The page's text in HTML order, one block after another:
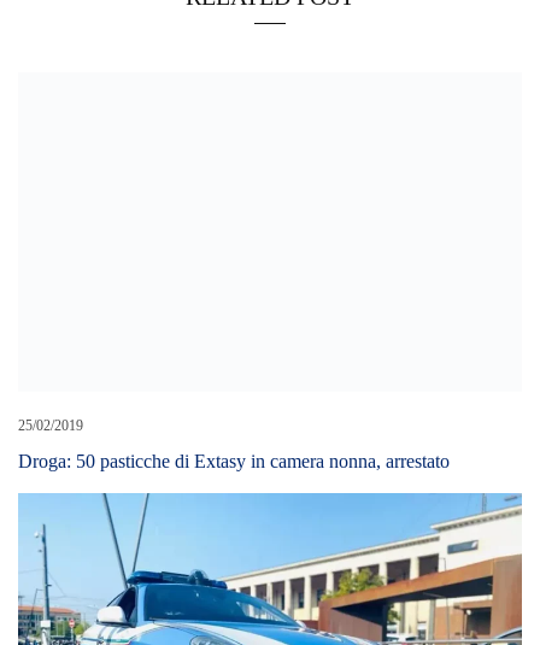
25/02/2019
Droga: 50 pasticche di Extasy in camera nonna, arrestato